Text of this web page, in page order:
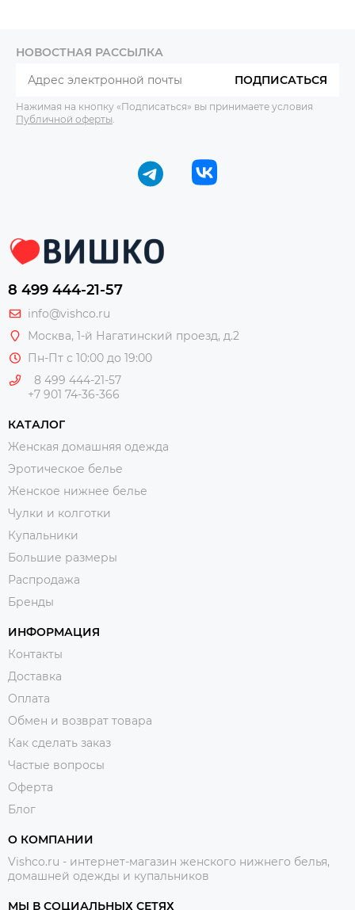
НОВОСТНАЯ РАССЫЛКА
ПОДПИСАТЬСЯ
Нажимая на кнопку «Подписаться» вы принимаете условия
Публичной оферты.
8 499 444-21-57
info@vishco.ru
Москва, 1-й Нагатинский проезд, д.2
Пн-Пт с 10:00 до 19:00
8 499 444-21-57
+7 901 74-36-366
КАТАЛОГ
Женская домашняя одежда
Эротическое белье
Женское нижнее белье
Чулки и колготки
Купальники
Большие размеры
Распродажа
Бренды
ИНФОРМАЦИЯ
Контакты
Доставка
Оплата
Обмен и возврат товара
Как сделать заказ
Частые вопросы
Оферта
Блог
О КОМПАНИИ
Vishco.ru - интернет-магазин женского нижнего белья,
домашней одежды и купальников
МЫ В СОЦИАЛЬНЫХ СЕТЯХ